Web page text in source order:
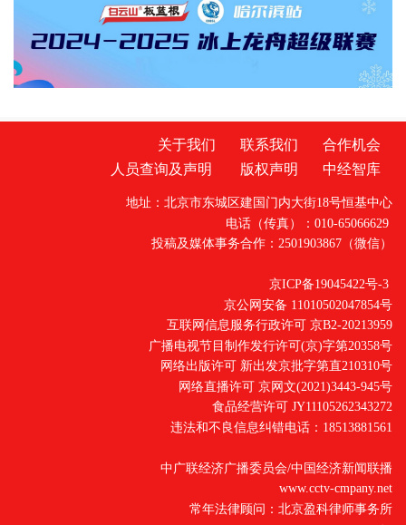
关于我们 联系我们
合作机会
人员查询及声明
版权声明 中经智库
地址：北京市东城区建国门内大街18号恒基中心
电话（传真）：010-65066629
投稿及媒体事务合作：2501903867（微信）
京ICP备19045422号-3
京公网安备 11010502047854号
互联网信息服务行政许可 京B2-20213959
广播电视节目制作发行许可(京)字第20358号
网络出版许可 新出发京批字第直210310号
网络直播许可 京网文(2021)3443-945号
食品经营许可 JY11105262343272
违法和不良信息纠错电话：18513881561
中广联经济广播委员会/中国经济新闻联播
www.cctv-cmpany.net
常年法律顾问：北京盈科律师事务所